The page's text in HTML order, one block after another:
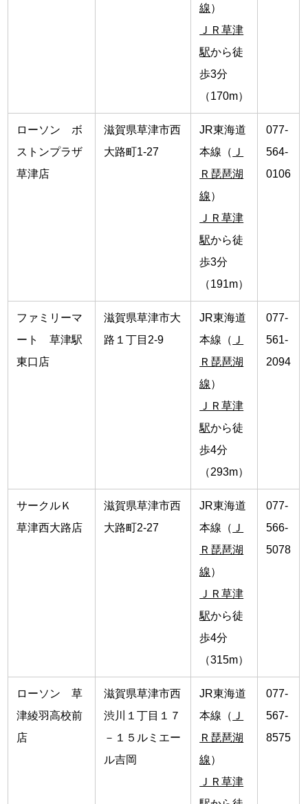
線）
ＪＲ草津
駅から徒
歩3分
（170m）
ローソン ボ
ストンプラザ
草津店
滋賀県草津市西
大路町1-27
JR東海道
本線（ Ｊ
Ｒ琵琶湖
線）
ＪＲ草津
駅から徒
歩3分
（191m）
077-
564-
0106
ファミリーマ
ート 草津駅
東口店
滋賀県草津市大
路１丁目2-9
JR東海道
本線（ Ｊ
Ｒ琵琶湖
線）
ＪＲ草津
駅から徒
歩4分
（293m）
077-
561-
2094
サークルＫ
草津西大路店
滋賀県草津市西
大路町2-27
JR東海道
本線（ Ｊ
Ｒ琵琶湖
線）
ＪＲ草津
駅から徒
歩4分
（315m）
077-
566-
5078
ローソン 草
津綾羽高校前
店
滋賀県草津市西
渋川１丁目１７
－１５ルミエー
ル吉岡
JR東海道
本線（ Ｊ
Ｒ琵琶湖
線）
ＪＲ草津
077-
567-
8575